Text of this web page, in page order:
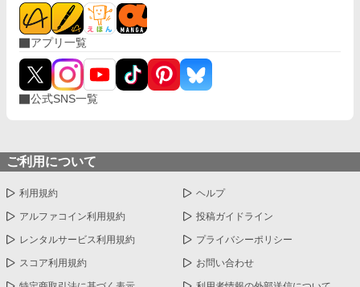
ないーー！ 覚悟していてね？ 私は、絶対に貴方達を許さないか
ら。 「私、貴方と離婚出来て、幸せよ。 私、あんな男の子供を産
まなくて、幸せよ。 ざまぁみろ」 不定期更新。 この世界は私の
考えた世界の話です。設定ゆるゆるです。よろしくお願いしま
す。
シカは白い結婚を望み、ヒューパートもそれを受け入れた。 そ
のはず、だったのだが……？ 離縁を望みながらも徐々に絆され
ていく公爵令嬢と、実は彼女のことが大好きで仕方ないツンデレ
皇太子によるじれじれラブストーリー。 ※こちらの作品は小説家
になろうにも重複投稿しています。
アプリ一覧
公式SNS一覧
ご利用について
利用規約 ヘルプ
アルファコイン利用規約 投稿ガイドライン
レンタルサービス利用規約 プライバシーポリシー
スコア利用規約 お問い合わせ